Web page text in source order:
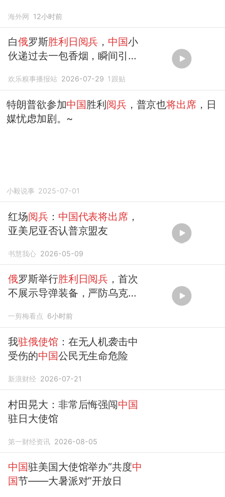
海外网 12小时前
白俄罗斯胜利日阅兵 ， 中国小
伙递过去一包香烟，瞬间引起
欢乐糗事播报站 2026-07-29 1 跟贴
特朗普欲参加中国胜利阅兵，普京也将出席，日
媒忧虑加剧。~
小毅说事 2025-07-01
红场阅兵： 中国代表将出席，
亚美尼亚否认普京盟友
书慧我心 2026-05-09
俄罗斯举行胜利日阅兵 ，首次
不展示导弹装备，严防乌克兰
一剪梅看点 6小时前
我驻俄使馆 ：在无人机袭击中
受伤的中国公民无生命危险
新浪财经 2026-07-21
村田晃大：非常后悔强闯中国
驻日大使馆
第一财经资讯 2026-08-05
中国驻美国大使馆举办“共度中
国节——大暑派对”开放日